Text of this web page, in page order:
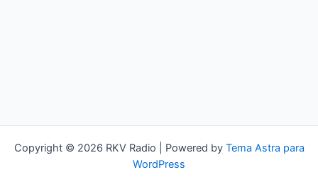
Copyright © 2026 RKV Radio | Powered by Tema Astra para
WordPress